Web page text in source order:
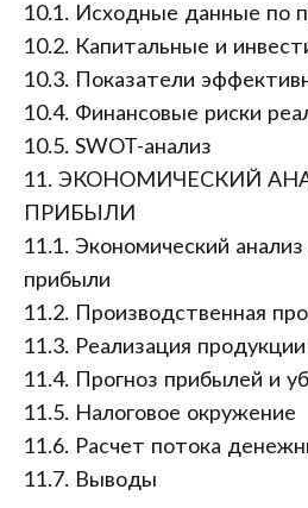
10.1. Исходные данные по
10.2. Капитальные и
10.3. Показатели
10.4. Финансовые риски
10.5. SWOT-анализ
11. ЭКОНОМИЧЕСКИЙ
ПРИБЫЛИ
11.1. Экономический
прибыли
11.2. Производственная
11.3. Реализация
11.4. Прогноз прибылей и
11.5. Налоговое окружение
11.6. Расчет потока
11.7. Выводы